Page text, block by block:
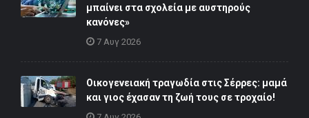
μπαίνει στα σχολεία με αυστηρούς
κανόνες»
7 Αυγ 2026
Οικογενειακή τραγωδία στις Σέρρες: μαμά
και γιος έχασαν τη ζωή τους σε τροχαίο!